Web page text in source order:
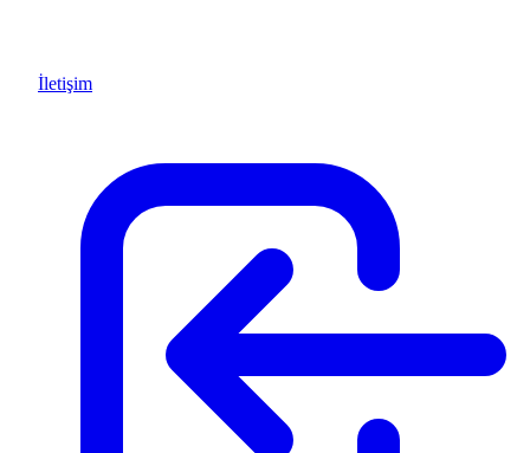
İletişim